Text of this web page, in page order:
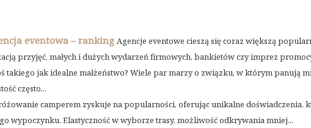
eventowa – ranking Agencje eventowe cieszą się coraz większą
przyjęć, małych i dużych wydarzeń firmowych, bankietów czy imprez
takiego jak idealne małżeństwo? Wiele par marzy o związku, w którym panują
często...
camperem zyskuje na popularności, oferując unikalne doświadczenia,
wypoczynku. Elastyczność w wyborze trasy, możliwość odkrywania mniej...